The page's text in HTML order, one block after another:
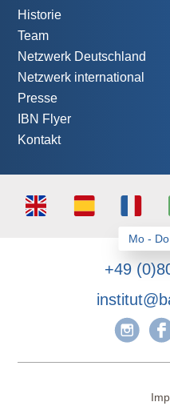
Historie
Team
Netzwerk Deutschland
Netzwerk international
Presse
IBN Flyer
Kontakt
+49